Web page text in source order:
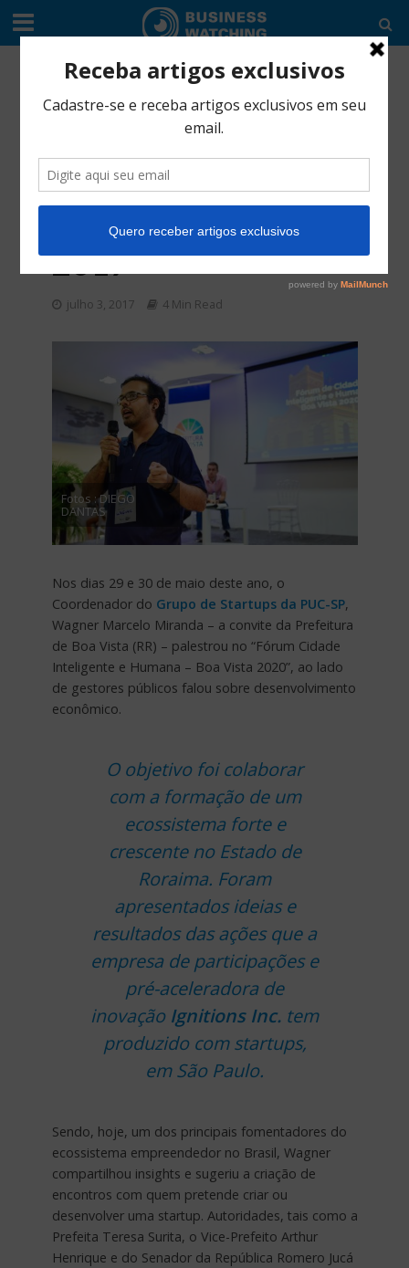
CULTURA EMPREENDEDORA•EDITORIAL ESPECIAIS
Encontro de Jovens
Empreendedores
deve chegar a
Roraima ainda em
2017
julho 3, 2017 4 Min Read
Fotos : DIEGO
DANTAS
Nos dias 29 e 30 de maio deste ano, o
Coordenador do Grupo de Startups da PUC-SP,
Wagner Marcelo Miranda – a convite da Prefeitura
de Boa Vista (RR) – palestrou no “Fórum Cidade
Inteligente e Humana – Boa Vista 2020”, ao lado
de gestores públicos falou sobre desenvolvimento
econômico.
O objetivo foi colaborar
com a formação de um
ecossistema forte e
crescente no Estado de
Roraima. Foram
apresentados ideias e
resultados das ações que a
empresa de participações e
pré-aceleradora de
inovação Ignitions Inc. tem
produzido com startups,
em São Paulo.
Sendo, hoje, um dos principais fomentadores do
ecossistema empreendedor no Brasil, Wagner
compartilhou insights e sugeriu a criação de
encontros com quem pretende criar ou
desenvolver uma startup. Autoridades, tais como a
Prefeita Teresa Surita, o Vice-Prefeito Arthur
Henrique e do Senador da República Romero Jucá